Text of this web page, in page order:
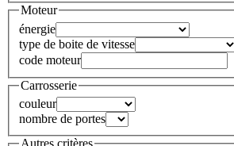
Moteur
énergie
type de boite de vitesse
code moteur
Carrosserie
couleur
nombre de portes